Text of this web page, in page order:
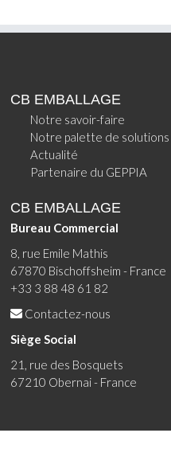
CB EMBALLAGE
Notre savoir-faire
Notre palette de solutions
Actualité
Partenaire du GEPPIA
CB EMBALLAGE
Bureau Commercial
8, rue Emile Mathis
67870 Bischoffsheim - France
+33 3 88 48 61 82
Contactez-nous
Siège Social
21, rue des Bosquets
67210 Obernai - France